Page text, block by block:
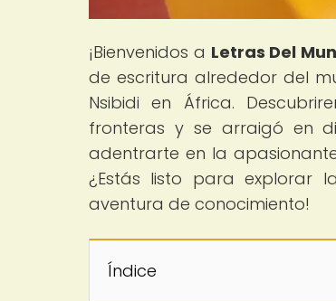
¡Bienvenidos a Letras Del
de escritura alrededor del
Nsibidi en África.
fronteras y se arraigó en
adentrarte en la
¿Estás listo para explorar
aventura de conocimiento!
Índice